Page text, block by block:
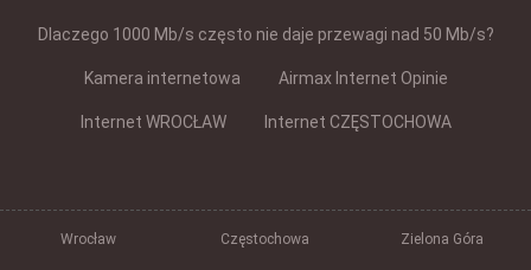
Dlaczego 1000 Mb/s często nie daje przewagi nad 50 Mb/s?
Kamera internetowa Airmax Internet Opinie
Internet WROCŁAW Internet CZĘSTOCHOWA
Wrocław Częstochowa Zielona Góra